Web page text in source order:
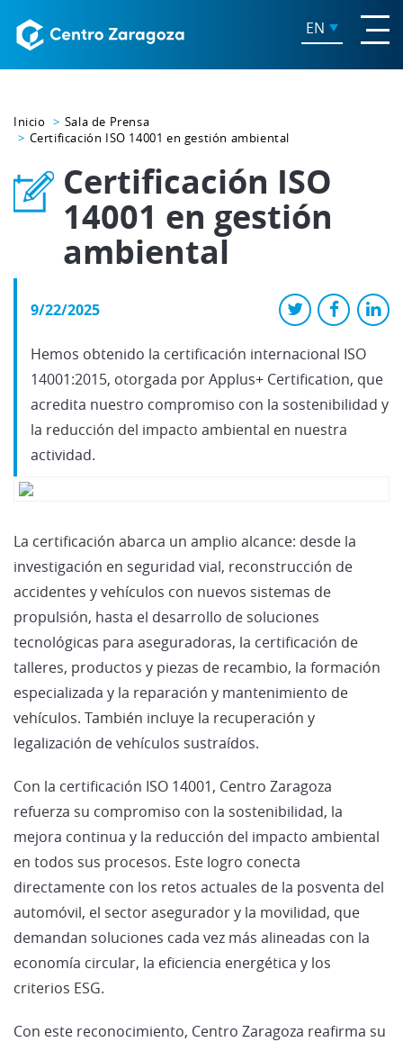
EN
Inicio
Sala de Prensa
Certificación ISO 14001 en gestión ambiental
Certificación ISO
14001 en gestión
ambiental
9/22/2025
Hemos obtenido la certificación internacional ISO
14001:2015, otorgada por Applus+ Certification, que
acredita nuestro compromiso con la sostenibilidad y
la reducción del impacto ambiental en nuestra
actividad.
La certificación abarca un amplio alcance: desde la
investigación en seguridad vial, reconstrucción de
accidentes y vehículos con nuevos sistemas de
propulsión, hasta el desarrollo de soluciones
tecnológicas para aseguradoras, la certificación de
talleres, productos y piezas de recambio, la formación
especializada y la reparación y mantenimiento de
vehículos. También incluye la recuperación y
legalización de vehículos sustraídos.
Con la certificación ISO 14001, Centro Zaragoza
refuerza su compromiso con la sostenibilidad, la
mejora continua y la reducción del impacto ambiental
en todos sus procesos. Este logro conecta
directamente con los retos actuales de la posventa del
automóvil, el sector asegurador y la movilidad, que
demandan soluciones cada vez más alineadas con la
economía circular, la eficiencia energética y los
criterios ESG.
Con este reconocimiento, Centro Zaragoza reafirma su